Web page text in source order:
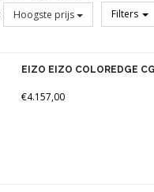
Hoogste prijs Filters
Prijs
EIZO EIZO COLOREDGE
€4.157,00